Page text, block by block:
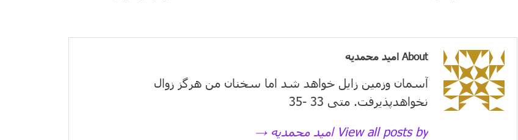
About امید محمدیه
آسمان وزمین زايل خواهد شد اما سخنان من هرگز زوال
نخواهدپذیرفت. متی 33 -35
View all posts by امید محمدیه →